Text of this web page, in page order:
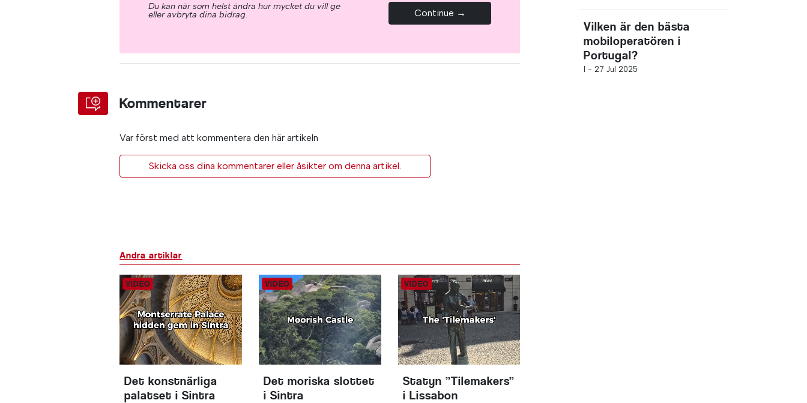
Du kan när som helst ändra hur mycket du vill ge
eller avbryta dina bidrag. Continue →
Kommentarer
Var först med att kommentera den här artikeln
Skicka oss dina kommentarer eller åsikter om denna artikel.
Vilken är den bästa
mobiloperatören i
Portugal?
I - 27 Jul 2025
Andra artiklar
Det konstnärliga
palatset i Sintra
Det moriska slottet
i Sintra
Statyn ”Tilemakers”
i Lissabon